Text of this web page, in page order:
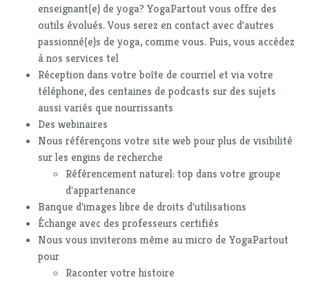
enseignant(e) de yoga? YogaPartout vous offre des
outils évolués. Vous serez en contact avec d'autres
passionné(e)s de yoga, comme vous. Puis, vous accédez
à nos services tel
Réception dans votre boîte de courriel et via votre
téléphone, des centaines de podcasts sur des sujets
aussi variés que nourrissants
Des webinaires
Nous référençons votre site web pour plus de visibilité
sur les engins de recherche
Référencement naturel: top dans votre groupe
d'appartenance
Banque d'images libre de droits d'utilisations
Échange avec des professeurs certifiés
Nous vous inviterons même au micro de YogaPartout
pour
Raconter votre histoire